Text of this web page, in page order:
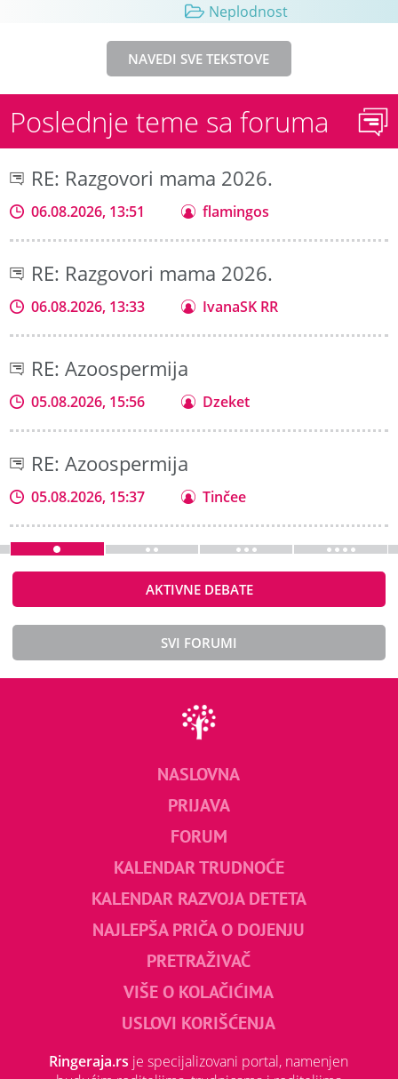
Neplodnost
NAVEDI SVE TEKSTOVE
Poslednje teme sa foruma
RE: Razgovori mama 2026.
06.08.2026, 13:51 flamingos
RE: Razgovori mama 2026.
06.08.2026, 13:33 IvanaSK RR
RE: Azoospermija
05.08.2026, 15:56 Dzeket
RE: Azoospermija
05.08.2026, 15:37 Tinčee
AKTIVNE DEBATE
SVI FORUMI
NASLOVNA
PRIJAVA
FORUM
KALENDAR TRUDNOĆE
KALENDAR RAZVOJA DETETA
NAJLEPŠA PRIČA O DOJENJU
PRETRAŽIVAČ
VIŠE O KOLAČIĆIMA
USLOVI KORIŠĆENJA
Ringeraja.rs je specijalizovani portal, namenjen